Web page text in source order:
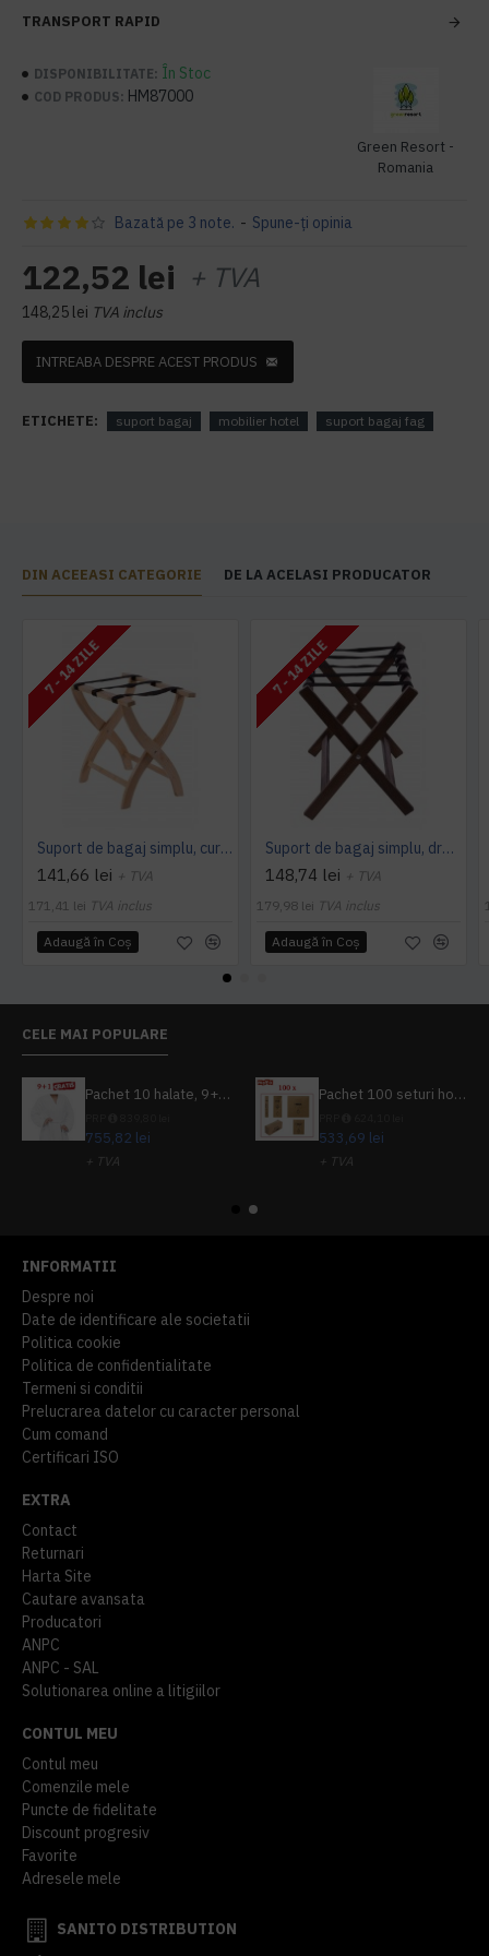
TRANSPORT RAPID
DISPONIBILITATE: În Stoc
COD PRODUS: HM87000
Green Resort -
Romania
Bazată pe 3 note. - Spune-ţi opinia
122,52 lei + TVA
148,25 lei TVA inclus
INTREABA DESPRE ACEST PRODUS
ETICHETE: suport bagaj mobilier hotel suport bagaj fag
DIN ACEEASI CATEGORIE DE LA ACELASI PRODUCATOR
7 - 14 ZILE
Suport de bagaj simplu, curbat- Fag
141,66 lei + TVA
171,41 lei TVA inclus
Adaugă în Coş
7 - 14 ZILE
Suport de bagaj simplu, drept- Stejar
148,74 lei + TVA
179,98 lei TVA inclus
Adaugă în Coş
CELE MAI POPULARE
Pachet 10 halate, 9+1 gratuit
755,82 lei
+ TVA
Pachet 100 seturi hoteliere, set dentar, set barbierit, casca de dus, pila unghii, set cusut
533,69 lei
+ TVA
INFORMATII
Despre noi
Date de identificare ale societatii
Politica cookie
Politica de confidentialitate
Termeni si conditii
Prelucrarea datelor cu caracter personal
Cum comand
Certificari ISO
EXTRA
Contact
Returnari
Harta Site
Cautare avansata
Producatori
ANPC
ANPC - SAL
Solutionarea online a litigiilor
CONTUL MEU
Contul meu
Comenzile mele
Puncte de fidelitate
Discount progresiv
Favorite
Adresele mele
SANITO DISTRIBUTION